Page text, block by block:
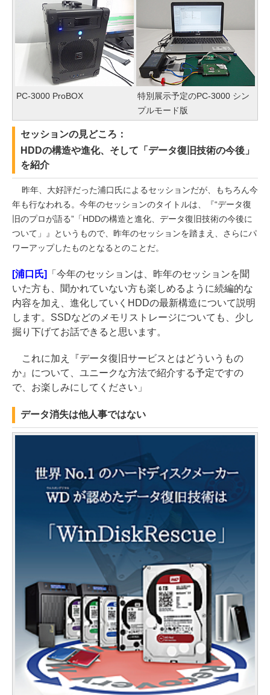
PC-3000 ProBOX
特別展示予定のPC-3000 シン
プルモード版
セッションの見どころ：
HDDの構造や進化、そして「データ復旧技術の今後」
を紹介
昨年、大好評だった浦口氏によるセッションだが、もちろん今
年も行なわれる。今年のセッションのタイトルは、『“データ復
旧のプロが語る”「HDDの構造と進化、データ復旧技術の今後に
ついて」』というもので、昨年のセッションを踏まえ、さらにパ
ワーアップしたものとなるとのことだ。
[浦口氏]
「今年のセッションは、昨年のセッションを聞
いた方も、聞かれていない方も楽しめるように続編的な
内容を加え、進化していくHDDの最新構造について説明
します。SSDなどのメモリストレージについても、少し
掘り下げてお話できると思います。
これに加え『データ復旧サービスとはどういうもの
か』について、ユニークな方法で紹介する予定ですの
で、お楽しみにしてください」
データ消失は他人事ではない